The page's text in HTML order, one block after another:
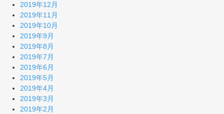
2019年12月
2019年11月
2019年10月
2019年9月
2019年8月
2019年7月
2019年6月
2019年5月
2019年4月
2019年3月
2019年2月